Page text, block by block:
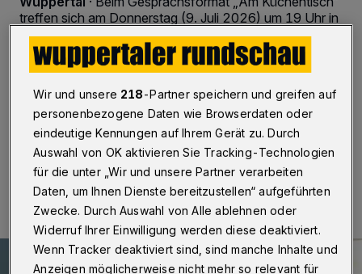
treffen sich am Donnerstag (9. Juli 2026) um 19 Uhr in
der Bandfabrik an der Schwelmer Straße 133
Oberbürgermeisterin Miriam Scherff und der
Wuppertaler Wirtschafts-Experte Stefan Kirschsieper.
Entwicklung Wuppertals und ihre Innovationskraft“.
06.07.2026 , 17:30 Uhr Eine Minute Lesezeit
Wir und unsere 218-Partner speichern und greifen auf
personenbezogene Daten wie Browserdaten oder
eindeutige Kennungen auf Ihrem Gerät zu. Durch
Auswahl von OK aktivieren Sie Tracking-Technologien
für die unter „Wir und unsere Partner verarbeiten
Daten, um Ihnen Dienste bereitzustellen“ aufgeführten
Zwecke. Durch Auswahl von Alle ablehnen oder
Widerruf Ihrer Einwilligung werden diese deaktiviert.
Wenn Tracker deaktiviert sind, sind manche Inhalte und
Anzeigen möglicherweise nicht mehr so relevant für